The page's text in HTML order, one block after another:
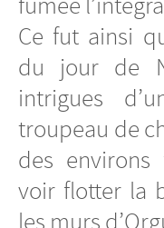
Ce fut ainsi
du jour de
intrigues
troupeau de
des
voir flotter la
les murs